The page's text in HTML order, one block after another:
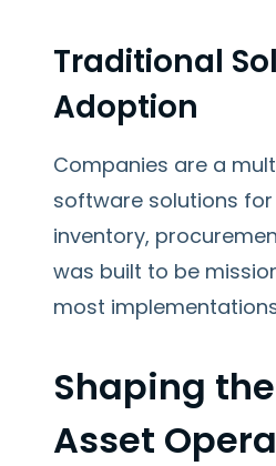
Traditional
Adoption
Companies are a
software solutions
inventory,
was built to be
most
Shaping
Asset